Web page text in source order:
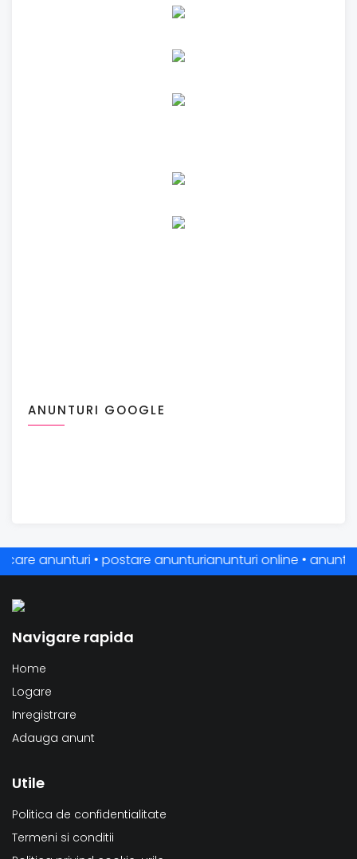
ANUNTURI GOOGLE
anunturi • postare anunturianunturi online • anunturi
Navigare rapida
Home
Logare
Inregistrare
Adauga anunt
Utile
Politica de confidentialitate
Termeni si conditii